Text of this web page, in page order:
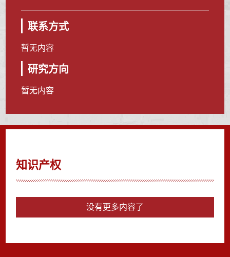
联系方式
暂无内容
研究方向
暂无内容
知识产权
没有更多内容了